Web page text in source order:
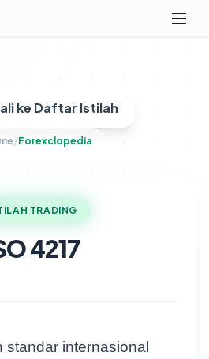
ke Daftar Istilah
/Forexclopedia
TRADING
4217
standar internasional